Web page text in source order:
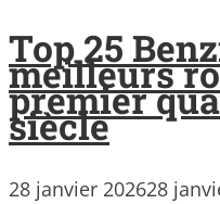
Top 25
meilleurs
premier
siècle
28 janvier 202628